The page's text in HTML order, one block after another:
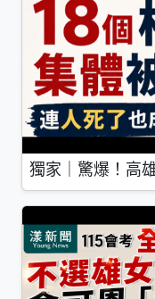
獨家｜驚爆！高